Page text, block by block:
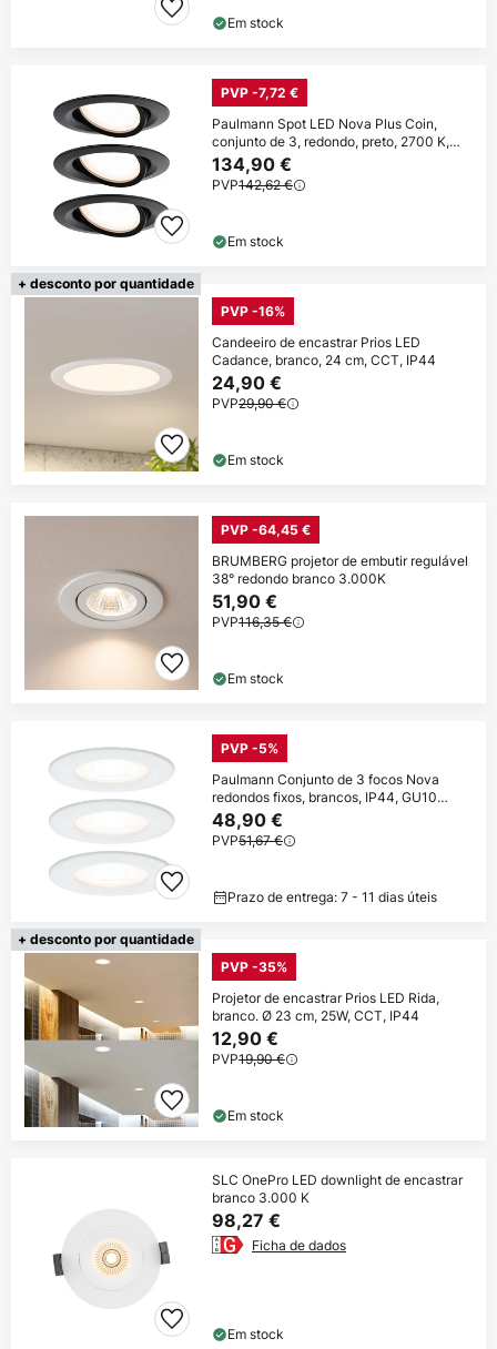
Em stock
PVP -7,72 €
Paulmann Spot LED Nova Plus Coin,
conjunto de 3, redondo, preto, 2700 K,
IP65
134,90 €
PVP142,62 €
Em stock
+ desconto por quantidade
PVP -16%
Candeeiro de encastrar Prios LED
Cadance, branco, 24 cm, CCT, IP44
24,90 €
PVP29,90 €
Em stock
PVP -64,45 €
BRUMBERG projetor de embutir regulável
38° redondo branco 3.000K
51,90 €
PVP116,35 €
Em stock
PVP -5%
Paulmann Conjunto de 3 focos Nova
redondos fixos, brancos, IP44, GU10
reguláveis
48,90 €
PVP51,67 €
Prazo de entrega: 7 - 11 dias úteis
+ desconto por quantidade
PVP -35%
Projetor de encastrar Prios LED Rida,
branco. Ø 23 cm, 25W, CCT, IP44
12,90 €
PVP19,90 €
Em stock
SLC OnePro LED downlight de encastrar
branco 3.000 K
98,27 €
Ficha de dados
Em stock